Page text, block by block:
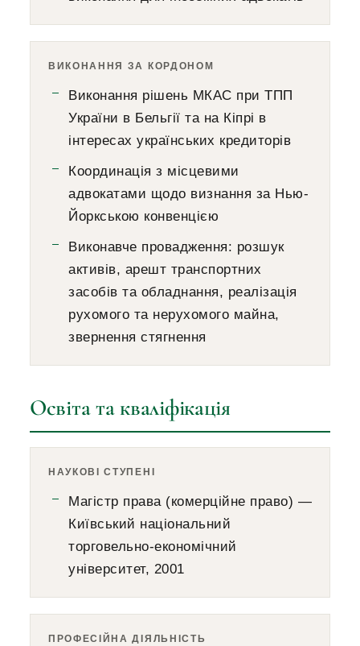
ВИКОНАННЯ ЗА КОРДОНОМ
Виконання рішень МКАС при ТПП
України в Бельгії та на Кіпрі в
інтересах українських кредиторів
Координація з місцевими
адвокатами щодо визнання за Нью-
Йоркською конвенцією
Виконавче провадження: розшук
активів, арешт транспортних
засобів та обладнання, реалізація
рухомого та нерухомого майна,
звернення стягнення
Освіта та кваліфікація
НАУКОВІ СТУПЕНІ
Магістр права (комерційне право) —
Київський національний
торговельно-економічний
університет, 2001
ПРОФЕСІЙНА ДІЯЛЬНІСТЬ